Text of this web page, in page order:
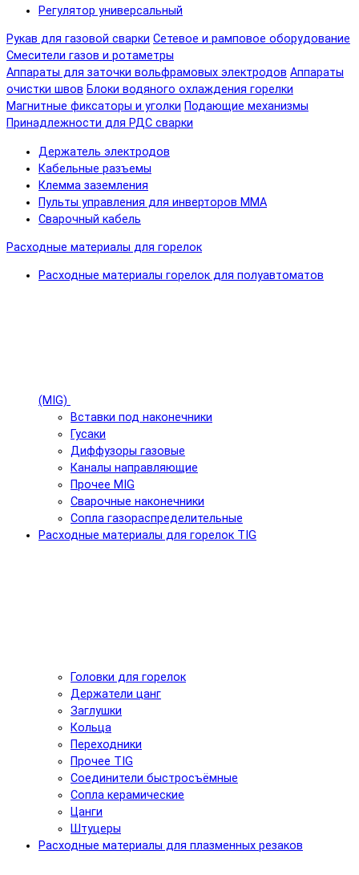
Регулятор универсальный
Рукав для газовой сварки Сетевое и рамповое оборудование
Смесители газов и ротаметры
Аппараты для заточки вольфрамовых электродов Аппараты
очистки швов Блоки водяного охлаждения горелки
Магнитные фиксаторы и уголки Подающие механизмы
Принадлежности для РДС сварки
Держатель электродов
Кабельные разъемы
Клемма заземления
Пульты управления для инверторов MMA
Сварочный кабель
Расходные материалы для горелок
Расходные материалы горелок для полуавтоматов
(MIG)
Вставки под наконечники
Гусаки
Диффузоры газовые
Каналы направляющие
Прочее MIG
Сварочные наконечники
Сопла газораспределительные
Расходные материалы для горелок TIG
Головки для горелок
Держатели цанг
Заглушки
Кольца
Переходники
Прочее TIG
Соединители быстросъёмные
Сопла керамические
Цанги
Штуцеры
Расходные материалы для плазменных резаков